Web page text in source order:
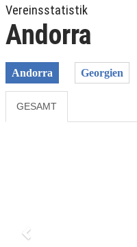
Vereinsstatistik
Andorra
Andorra Georgien
GESAMT